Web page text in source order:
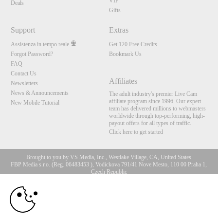
Deals
Gifts
Support
Assistenza in tempo reale
Forgot Password?
FAQ
Contact Us
Newsletters
News & Announcements
New Mobile Tutorial
Extras
Get 120 Free Credits
Bookmark Us
Affiliates
The adult industry's premier Live Cam
affiliate program since 1996. Our expert
team has delivered millions to webmasters
worldwide through top-performing, high-
payout offers for all types of traffic.
Click here to get started
Brought to you by VS Media, Inc., Westlake Village, CA, United States
FBP Media s.r.o. (Reg. 06483453 ), Vodickova 791/41 Nove Mesto, 110 00 Praha 1,
Czech Republic
All persons depicted herein were at least 18 years of age at the time of photography:
18 U.S.C. 2257 Dichiarazione di conformità ai requisiti di
10:00